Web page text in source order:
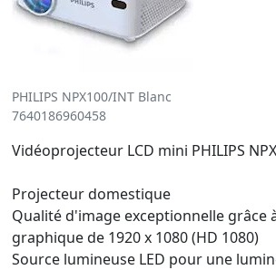
PHILIPS NPX100/INT Blanc
7640186960458
Vidéoprojecteur LCD mini PHILIPS
Projecteur domestique
Qualité d'image exceptionnelle grâce
graphique de 1920 x 1080 (HD 1080)
Source lumineuse LED pour une